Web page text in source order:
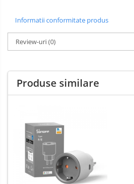
Informatii conformitate produs
Review-uri(0)
Produse similare